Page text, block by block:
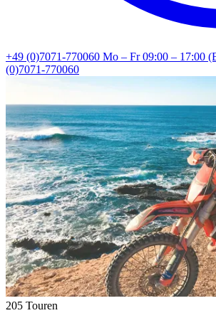
+49 (0)7071-770060 Mo – Fr 09:00 – 17:00
(0)7071-770060
205 Touren